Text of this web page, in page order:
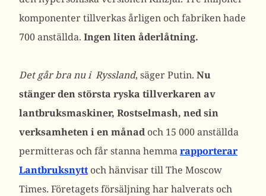
komponenter tillverkas årligen och fabriken hade
700 anställda. Ingen liten åderlåtning.
Det går bra nu i Ryssland, säger Putin. Nu
stänger den största ryska tillverkaren av
lantbruksmaskiner, Rostselmash, ned sin
verksamheten i en månad och 15 000 anställda
permitteras och får stanna hemmarapporterar
Lantbruksnyttoch hänvisar till The Moscow
Times. Företagets försäljning har halverats och